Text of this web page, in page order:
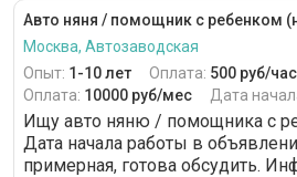
Авто няня / помощник с ребенком
Москва, Автозаводская
Опыт: 1-10 лет Оплата: 500 руб/час
Оплата: 10000 руб/мес Дата
Ищу авто няню / помощника с
Дата начала работы в
примерная, готова обсудить.